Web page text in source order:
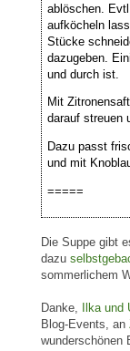
ablöschen.
aufköcheln
Stücke
dazugeben.
und durch ist.
Mit
darauf streuen
Dazu passt
und mit
=====
Die Suppe gibt
dazu
sommerlichem
Danke,
Ilka und
Blog-Events, an
wunderschönen